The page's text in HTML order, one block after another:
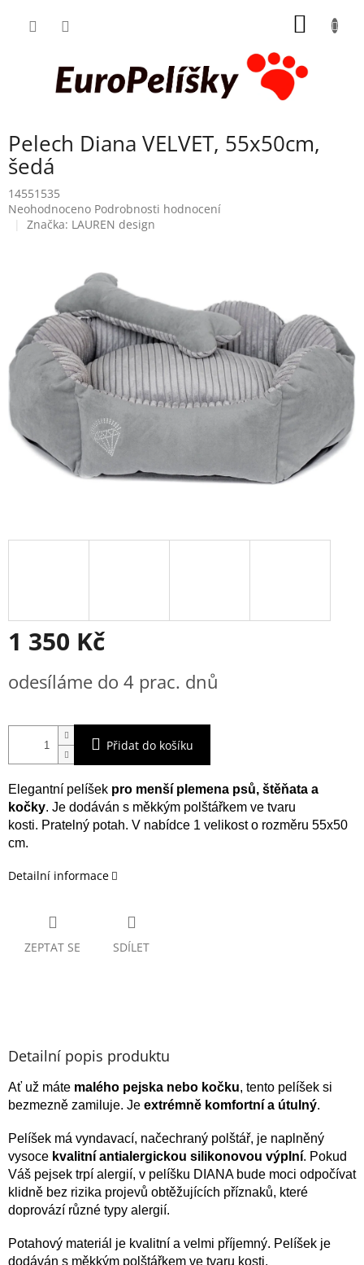
Pelech Diana VELVET, 55x50cm,
šedá
14551535
Průměrné
hodnocení
hvězdiček.
Neohodnoceno Podrobnosti hodnocení
Značka: LAUREN design
1 350 Kč
cena:
odesíláme do 4 prac. dnů
Přidat do košíku
Elegantní pelíšek pro menší plemena psů, štěňata a
kočky. Je dodáván s měkkým polštářkem ve tvaru
kosti. Pratelný potah. V nabídce 1 velikost o rozměru 55x50
cm.
Detailní informace
ZEPTAT SE SDÍLET
Detailní popis produktu
Ať už máte malého pejska nebo kočku, tento pelíšek si
bezmezně zamiluje. Je extrémně komfortní a útulný.
Pelíšek má vyndavací, načechraný polštář, je naplněný
vysoce kvalitní antialergickou silikonovou výplní. Pokud
Váš pejsek trpí alergií, v pelíšku DIANA bude moci odpočívat
klidně bez rizika projevů obtěžujících příznaků, které
doprovází různé typy alergií.
Potahový materiál je kvalitní a velmi příjemný. Pelíšek je
dodáván s měkkým polštářkem ve tvaru kosti.